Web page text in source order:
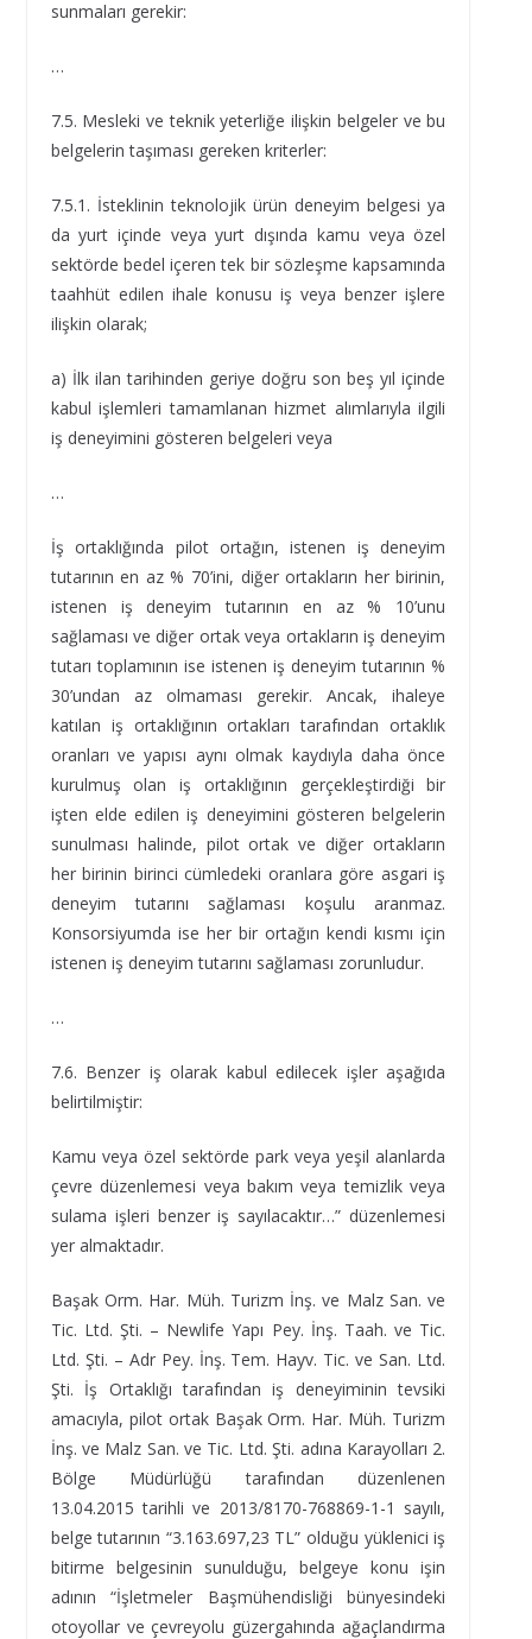
sunmaları gerekir:
…
7.5. Mesleki ve teknik yeterliğe ilişkin belgeler ve bu
belgelerin taşıması gereken kriterler:
7.5.1. İsteklinin teknolojik ürün deneyim belgesi ya
da yurt içinde veya yurt dışında kamu veya özel
sektörde bedel içeren tek bir sözleşme kapsamında
taahhüt edilen ihale konusu iş veya benzer işlere
ilişkin olarak;
a) İlk ilan tarihinden geriye doğru son beş yıl içinde
kabul işlemleri tamamlanan hizmet alımlarıyla ilgili
iş deneyimini gösteren belgeleri veya
…
İş ortaklığında pilot ortağın, istenen iş deneyim
tutarının en az % 70’ini, diğer ortakların her birinin,
istenen iş deneyim tutarının en az % 10’unu
sağlaması ve diğer ortak veya ortakların iş deneyim
tutarı toplamının ise istenen iş deneyim tutarının %
30’undan az olmaması gerekir. Ancak, ihaleye
katılan iş ortaklığının ortakları tarafından ortaklık
oranları ve yapısı aynı olmak kaydıyla daha önce
kurulmuş olan iş ortaklığının gerçekleştirdiği bir
işten elde edilen iş deneyimini gösteren belgelerin
sunulması halinde, pilot ortak ve diğer ortakların
her birinin birinci cümledeki oranlara göre asgari iş
deneyim tutarını sağlaması koşulu aranmaz.
Konsorsiyumda ise her bir ortağın kendi kısmı için
istenen iş deneyim tutarını sağlaması zorunludur.
…
7.6. Benzer iş olarak kabul edilecek işler aşağıda
belirtilmiştir:
Kamu veya özel sektörde park veya yeşil alanlarda
çevre düzenlemesi veya bakım veya temizlik veya
sulama işleri benzer iş sayılacaktır…” düzenlemesi
yer almaktadır.
Başak Orm. Har. Müh. Turizm İnş. ve Malz San. ve
Tic. Ltd. Şti. – Newlife Yapı Pey. İnş. Taah. ve Tic.
Ltd. Şti. – Adr Pey. İnş. Tem. Hayv. Tic. ve San. Ltd.
Şti. İş Ortaklığı tarafından iş deneyiminin tevsiki
amacıyla, pilot ortak Başak Orm. Har. Müh. Turizm
İnş. ve Malz San. ve Tic. Ltd. Şti. adına Karayolları 2.
Bölge Müdürlüğü tarafından düzenlenen
13.04.2015 tarihli ve 2013/8170-768869-1-1 sayılı,
belge tutarının “3.163.697,23 TL” olduğu yüklenici iş
bitirme belgesinin sunulduğu, belgeye konu işin
adının “İşletmeler Başmühendisliği bünyesindeki
otoyollar ve çevreyolu güzergahında ağaçlandırma